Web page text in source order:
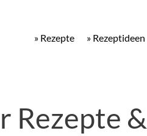
» Rezeptideen
» Rezepte
Rezepte